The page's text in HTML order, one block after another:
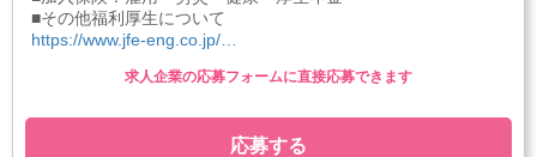
■その他福利厚生について
https://www.jfe-eng.co.jp/…
応募する
求人企業の応募フォームに直接応募できます